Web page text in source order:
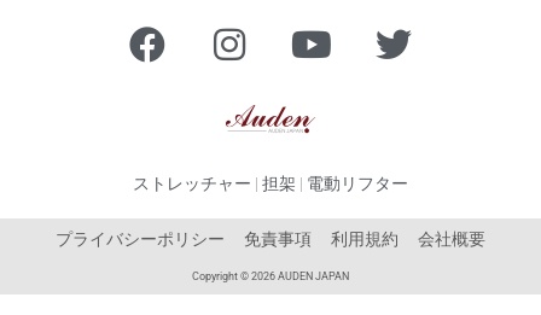
F
a
b
o
o
I
n
s
t
a
g
a
Y
o
t
u
b
e
T
w
t
e
r
ストレッチャー | 担架 | 電動リフター
プライバシーポリシー 免責事項 利用規約 会社概要
Copyright © 2026 AUDEN JAPAN